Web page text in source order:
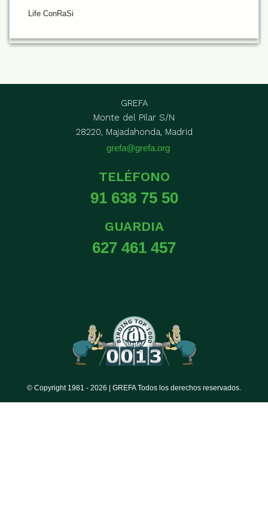
Life ConRaSi
GREFA
Monte del Pilar S/N
28220, Majadahonda, Madrid
grefa@grefa.org
TELÉFONO
91 638 75 50
GUARDIA
627 461 457
© Copyright 1981 - 2026 | GREFA Todos los derechos reservados.